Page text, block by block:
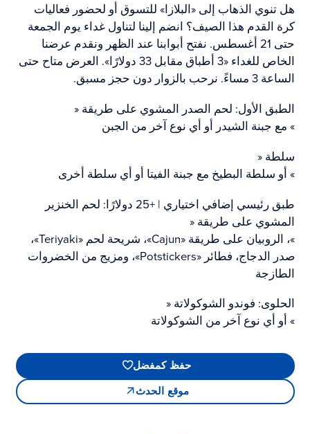
هل تنوي الذهاب إلى «البلازا» للتسوق أو لحضور فعاليات
كرة القدم هذا الصيف؟ انضم إلينا لتناول غداء يوم الجمعة
حتى 21 أغسطس. نفتح أبوابنا عند الظهر ونقدم عرضنا
الخاص للغداء «3 أطباق مقابل 33 دولارًا». العرض متاح حتى
الساعة 3 مساءً. نرحب بالزوار دون حجز مسبق.
الطبق الأول: لحم الصدر المشوي على طريقة «
» مع جبنة الشيدر أو أي نوع آخر من الجبن
سلطة «
» أو سلطة البطيخ مع جبنة الفيتا أو أي سلطة أخرى
طبق رئيسي إضافي اختياري | +25 دولارًا: لحم الخنزير
المشوي على طريقة «
»، الروبيان على طريقة «Cajun»، شريحة لحم «Teriyaki»،
صدر الدجاج، فطائر «Potstickers»، ومزيج من الخضروات
الطازجة
الحلوى: فوندو الشوكولاتة «
» أو أي نوع آخر من الشوكولاتة
حفظ كمفضل
موقع الحدث